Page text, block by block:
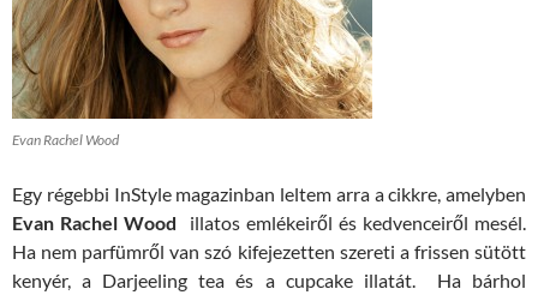
Evan Rachel Wood
Egy régebbi InStyle magazinban leltem arra a cikkre, amelyben
Evan Rachel Wood illatos emlékeiről és kedvenceiről mesél.
Ha nem parfümről van szó kifejezetten szereti a frissen sütött
kenyér, a Darjeeling tea és a cupcake illatát. Ha bárhol